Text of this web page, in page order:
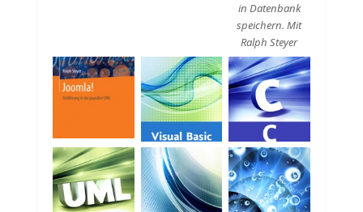
in Datenbank
speichern. Mit
Ralph Steyer